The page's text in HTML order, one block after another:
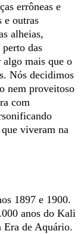
errôneas e
e outras
alheias,
perto das
algo mais que o
Nós decidimos
nem proveitoso
com
que viveram na
1897 e 1900.
anos do Kali
Era de Aquário.